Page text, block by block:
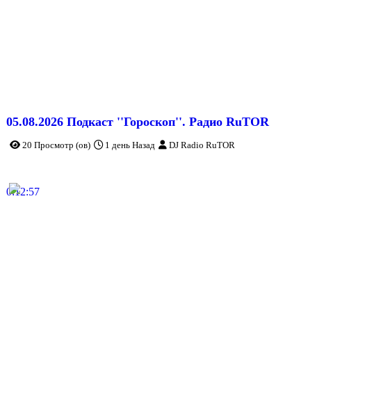
05.08.2026 Подкаст ''Гороскоп''. Радио RuTOR
20 Просмотр (ов) 1 день Назад DJ Radio RuTOR
0:12:57